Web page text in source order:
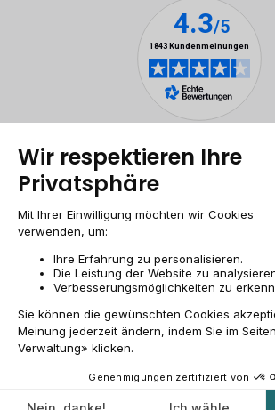
Rechtliche Hinweise
Cookie-
Allgemeine
Personenbezogener daten
Webseite der Recommerce
CH-DE | CHF
© 2009-2026 RECOMMERCE - Alle